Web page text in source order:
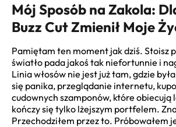
Mój Sposób na Zakola:
Buzz Cut Zmienił Moje
Pamiętam ten moment jak dziś. Stoisz
światło pada jakoś tak niefortunnie i
Linia włosów nie jest już tam, gdzie
się panika, przeglądanie internetu,
cudownych szamponów, które obiecują
kończy się tylko lżejszym portfelem.
Przechodziłem przez to. Próbowałem